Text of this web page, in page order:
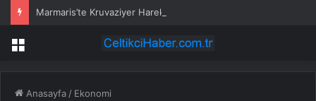
Marmaris’te Kruvaziyer Hareketliliği
Menü
Anasayfa / Ekonomi